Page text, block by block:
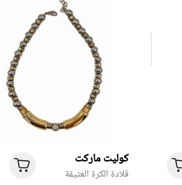
كوليت ماركت
قلادة الكرة العتيقة